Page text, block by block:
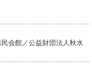
会館／公益財団法人秋水